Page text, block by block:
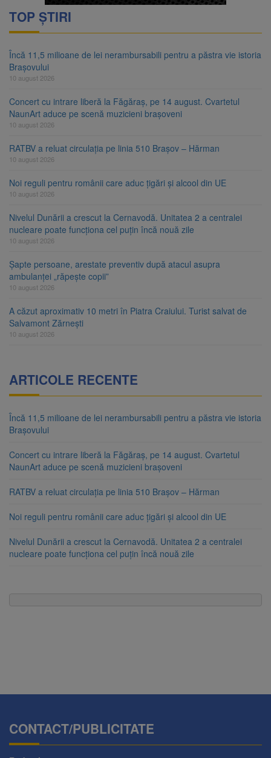
TOP ȘTIRI
Încă 11,5 milioane de lei nerambursabili pentru a păstra vie istoria
Brașovului
10 august 2026
Concert cu intrare liberă la Făgăraș, pe 14 august. Cvartetul
NaunArt aduce pe scenă muzicieni brașoveni
10 august 2026
RATBV a reluat circulația pe linia 510 Brașov – Hărman
10 august 2026
Noi reguli pentru românii care aduc țigări și alcool din UE
10 august 2026
Nivelul Dunării a crescut la Cernavodă. Unitatea 2 a centralei
nucleare poate funcționa cel puțin încă nouă zile
10 august 2026
Șapte persoane, arestate preventiv după atacul asupra
ambulanței „răpește copii”
10 august 2026
A căzut aproximativ 10 metri în Piatra Craiului. Turist salvat de
Salvamont Zărnești
10 august 2026
ARTICOLE RECENTE
Încă 11,5 milioane de lei nerambursabili pentru a păstra vie istoria
Brașovului
Concert cu intrare liberă la Făgăraș, pe 14 august. Cvartetul
NaunArt aduce pe scenă muzicieni brașoveni
RATBV a reluat circulația pe linia 510 Brașov – Hărman
Noi reguli pentru românii care aduc țigări și alcool din UE
Nivelul Dunării a crescut la Cernavodă. Unitatea 2 a centralei
nucleare poate funcționa cel puțin încă nouă zile
CONTACT/PUBLICITATE